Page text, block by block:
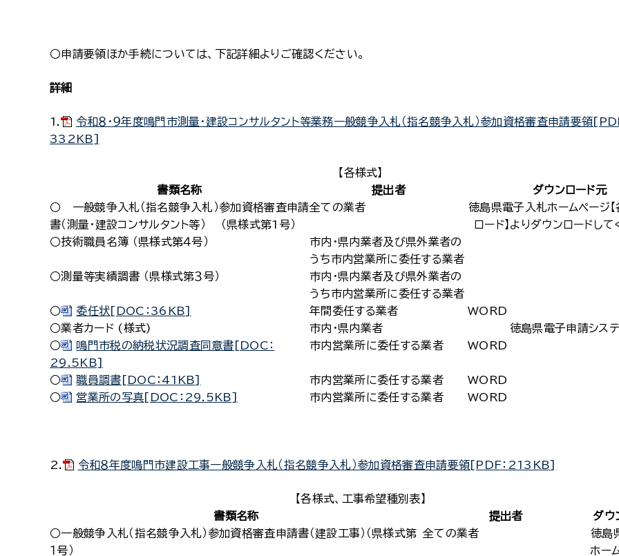
○申請要領ほか手続については、下記詳細よりご確認ください。
詳細
1.
令和８・９年度鳴門市測量・建設コンサルタント等業務一般競争入札（指名競争入札）参加資格審査申請要領
332KB]
【各様式】
書類名称
提出者
ダウンロード元
○ 一般競争入札（指名競争入札）参加資格審査申請
書（測量・建設コンサルタント等） （県様式第1号）
全ての業者
徳島県電子入札ホームページ
ロード】よりダウンロードして
○技術職員名簿 （県様式第４号）
市内・県内業者及び県外業者の
うち市内営業所に委任する業者
○測量等実績調書 （県様式第３号）
市内・県内業者及び県外業者の
うち市内営業所に委任する業者
○
委任状[DOC：36KB] 年間委任する業者
WORD
○業者カード (様式)
市内・県内業者
徳島県電子申請シス
○
鳴門市税の納税状況調査同意書[DOC：
29.5KB]
市内営業所に委任する業者 WORD
○ 職員調書[DOC：41KB] 市内営業所に委任する業者
WORD
○
営業所の写真[DOC：29.5KB] 市内営業所に委任する業者 WORD
2. 令和８年度鳴門市建設工事一般競争入札（指名競争入札）参加資格審査申請要領[PDF：213KB]
【各様式、工事希望種別表】
書類名称
提出者
ダウ
○一般競争入札（指名競争入札）参加資格審査申請書（建設工事）（県様式第
１号）
全ての業者
徳島
ホー